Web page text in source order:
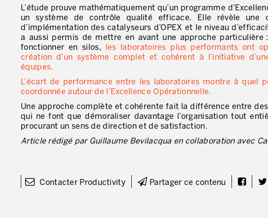
L’étude prouve mathématiquement qu’un programme
un système de contrôle qualité efficace. Elle révèle une
d’implémentation des catalyseurs d’OPEX et le niveau
a aussi permis de mettre en avant une approche
fonctionner en silos,
les laboratoires plus performants ont
création d’un système complet et cohérent à l’initiative
équipes.
L’écart de performance entre les laboratoires montre à quel
coordonnée autour de l’Excellence Opérationnelle.
Une approche complète et cohérente fait la différence entre
qui ne font que démoraliser davantage l’organisation tout
procurant un sens de direction et de satisfaction.
Article rédigé par Guillaume Bevilacqua en collaboration avec
Contacter Productivity Partager ce contenu